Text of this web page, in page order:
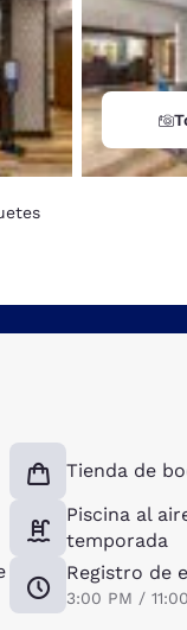
Tienda de
Piscina al
temporada
Registro de
3:00 PM /